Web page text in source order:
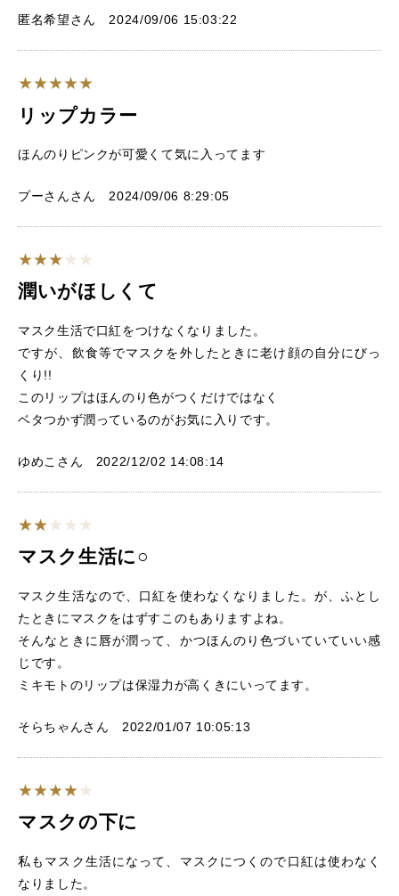
匿名希望さん 2024/09/06 15:03:22
リップカラー
ほんのりピンクが可愛くて気に入ってます
プーさんさん 2024/09/06 8:29:05
潤いがほしくて
マスク生活で口紅をつけなくなりました。
ですが、飲食等でマスクを外したときに老け顔の自分にびっ
くり!!
このリップはほんのり色がつくだけではなく
ベタつかず潤っているのがお気に入りです。
ゆめこさん 2022/12/02 14:08:14
マスク生活に○
マスク生活なので、口紅を使わなくなりました。が、ふとし
たときにマスクをはずすこのもありますよね。
そんなときに唇が潤って、かつほんのり色づいていていい感
じです。
ミキモトのリップは保湿力が高くきにいってます。
そらちゃんさん 2022/01/07 10:05:13
マスクの下に
私もマスク生活になって、マスクにつくので口紅は使わなく
なりました。